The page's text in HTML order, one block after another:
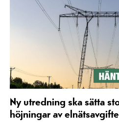
Ny utredning ska sätta
höjningar av